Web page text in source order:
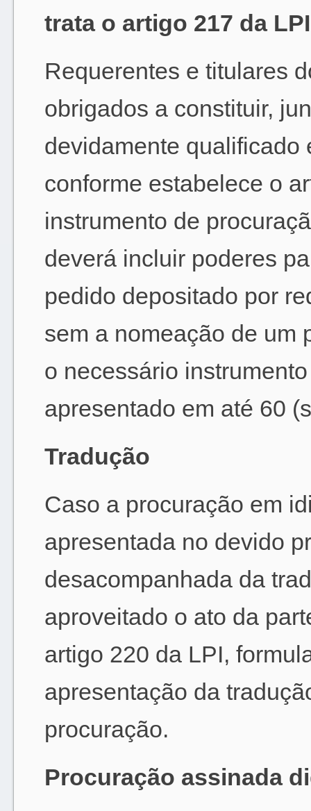
trata o artigo 217 da LPI
Requerentes e titulares
obrigados a constituir,
devidamente qualificado
conforme estabelece o
instrumento de
deverá incluir poderes
pedido depositado por
sem a nomeação de um
o necessário
apresentado em até 60
Tradução
Caso a procuração em
apresentada no devido
desacompanhada da
aproveitado o ato da
artigo 220 da LPI,
apresentação da
procuração.
Procuração assinada